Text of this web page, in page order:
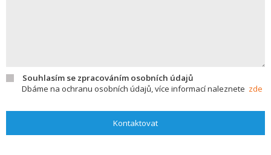
Souhlasím se zpracováním osobních údajů
Dbáme na ochranu osobních údajů, více informací naleznete zde
Kontaktovat